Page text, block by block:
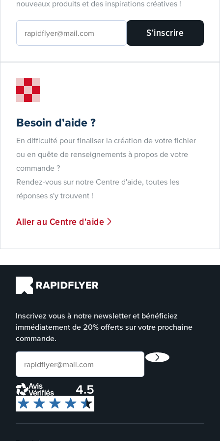
nouveaux produits et des inspirations créatives !
S'inscrire
Besoin d'aide ?
En difficulté pour finaliser la création de votre fichier
ou en quête de renseignements à propos de votre
commande ?
Rendez-vous sur notre Centre d'aide, toutes les
réponses s'y trouvent !
Aller au Centre d'aide
Inscrivez vous à notre newsletter et bénéficiez
immédiatement de 20% offerts sur votre prochaine
commande.
4.5